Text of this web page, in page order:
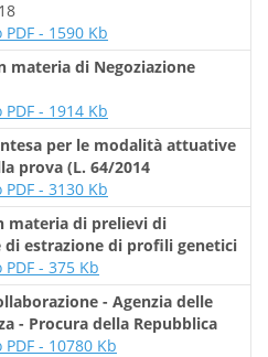
- 1590 Kb
materia di Negoziazione
- 1914 Kb
per le modalità attuative
prova (L. 64/2014
- 3130 Kb
materia di prelievi di
estrazione di profili genetici
- 375 Kb
- Agenzia delle
- Procura della Repubblica
- 10780 Kb